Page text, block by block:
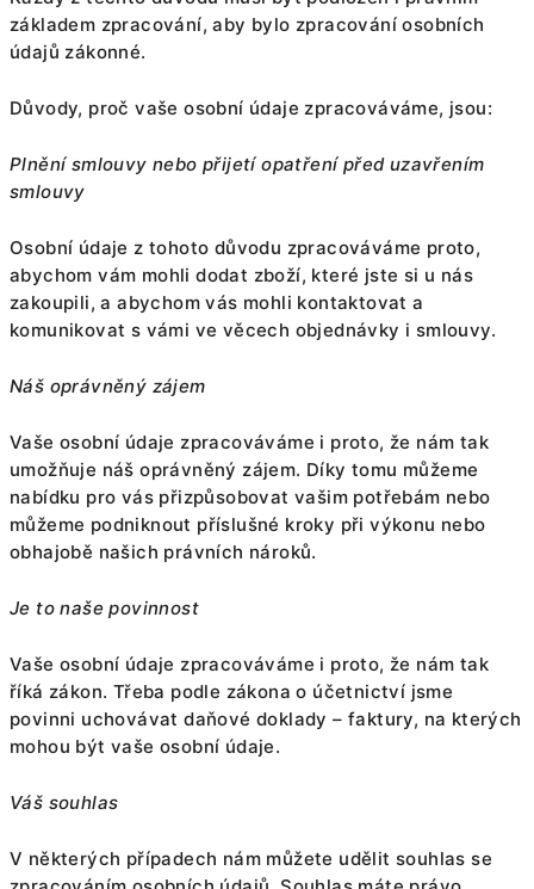
základem zpracování, aby bylo zpracování osobních
údajů zákonné.
Důvody, proč vaše osobní údaje zpracováváme, jsou:
Plnění smlouvy nebo přijetí opatření před uzavřením
smlouvy
Osobní údaje z tohoto důvodu zpracováváme proto,
abychom vám mohli dodat zboží, které jste si u nás
zakoupili, a abychom vás mohli kontaktovat a
komunikovat s vámi ve věcech objednávky i smlouvy.
Náš oprávněný zájem
Vaše osobní údaje zpracováváme i proto, že nám tak
umožňuje náš oprávněný zájem. Díky tomu můžeme
nabídku pro vás přizpůsobovat vašim potřebám nebo
můžeme podniknout příslušné kroky při výkonu nebo
obhajobě našich právních nároků.
Je to naše povinnost
Vaše osobní údaje zpracováváme i proto, že nám tak
říká zákon. Třeba podle zákona o účetnictví jsme
povinni uchovávat daňové doklady – faktury, na kterých
mohou být vaše osobní údaje.
Váš souhlas
V některých případech nám můžete udělit souhlas se